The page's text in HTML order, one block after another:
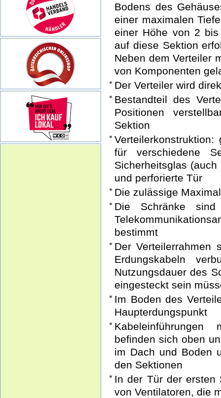
Bodens des
einer maximalen
einer Höhe von 2
auf diese Sektion
Neben dem Verteiler
von Komponenten
Der Verteiler wird
Bestandteil des
Positionen
Sektion
Verteilerkonstruktion:
für verschiedene
Sicherheitsglas
und perforierte Tür
Die zulässige
Die Schränke
bestimmt
Der Verteilerrahmen
Erdungskabeln
Nutzungsdauer des
eingesteckt sein
Im Boden des
Haupterdungspunkt
Kabeleinführungen
befinden sich oben
im Dach und Boden
den Sektionen
In der Tür der ersten
von Ventilatoren, die